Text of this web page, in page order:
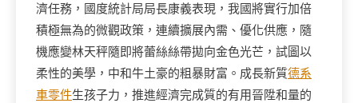
濟任務，國度統計局局長康義表現，我國將實行加倍
積極無為的微觀政策，連續擴展內需、優化供應，隨
機應變林天秤隨即將蕾絲絲帶拋向金色光芒，試圖以
柔性的美學，中和牛土豪的粗暴財富。成長新質德系
車零件生孩子力，推進經濟完成質的有用晉陞和量的